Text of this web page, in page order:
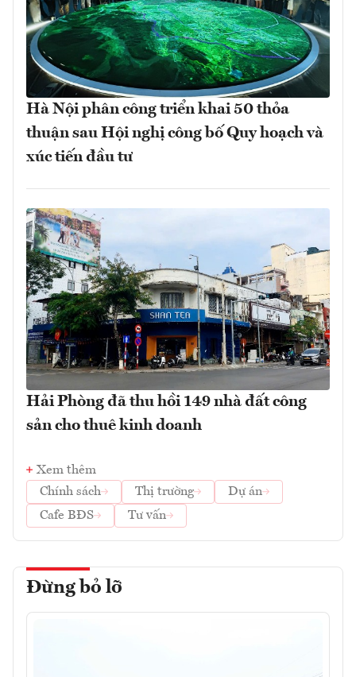
Hà Nội phân công triển khai 50 thỏa
thuận sau Hội nghị công bố Quy hoạch và
xúc tiến đầu tư
Hải Phòng đã thu hồi 149 nhà đất công
sản cho thuê kinh doanh
Xem thêm
Chính sách
Thị trường
Dự án
Cafe BĐS
Tư vấn
Đừng bỏ lỡ